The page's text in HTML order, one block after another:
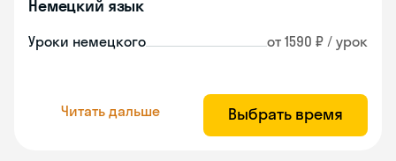
Немецкий язык
Уроки немецкого от 1590 ₽ / урок
Читать дальше Выбрать время